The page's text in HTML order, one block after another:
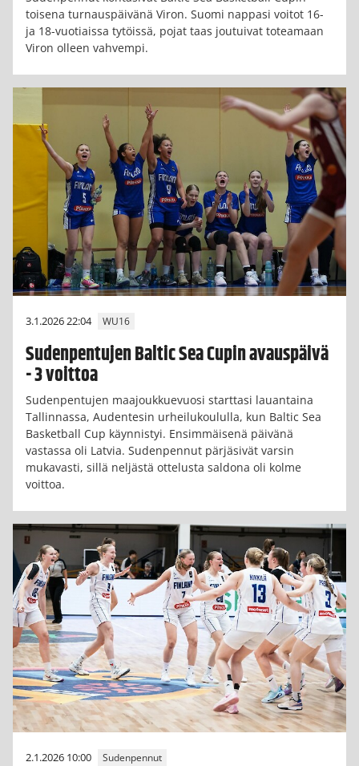
toisena turnauspäivänä Viron. Suomi nappasi voitot 16-
ja 18-vuotiaissa tytöissä, pojat taas joutuivat toteamaan
Viron olleen vahvempi.
3.1.2026 22:04 WU16
Sudenpentujen Baltic Sea Cupin avauspäivä
- 3 voittoa
Sudenpentujen maajoukkuevuosi starttasi lauantaina
Tallinnassa, Audentesin urheilukoululla, kun Baltic Sea
Basketball Cup käynnistyi. Ensimmäisenä päivänä
vastassa oli Latvia. Sudenpennut pärjäsivät varsin
mukavasti, sillä neljästä ottelusta saldona oli kolme
voittoa.
2.1.2026 10:00 Sudenpennut